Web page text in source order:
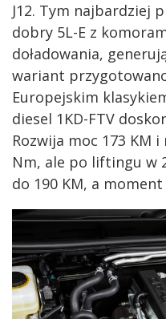
J12. Tym najbardziej
dobry 5L-E z
doładowania,
wariant
Europejskim
diesel 1KD-FTV
Rozwija moc 173 KM
Nm, ale po liftingu w
do 190 KM, a